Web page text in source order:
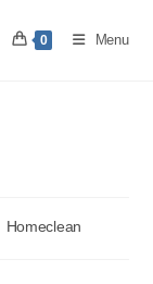
0 Menu
Homeclean